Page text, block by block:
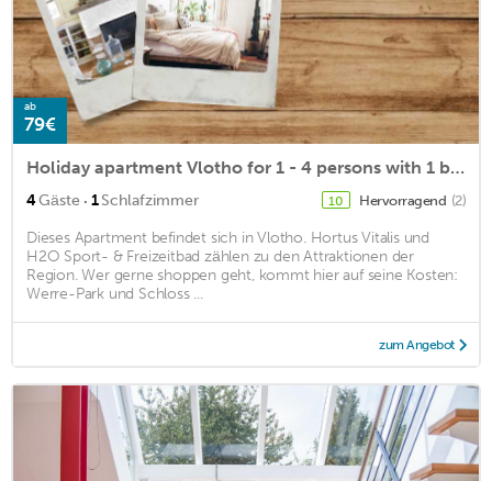
ab
79€
Holiday apartment Vlotho for 1 - 4 persons with 1 bedroom - Holiday apartment
4Gäste · 1Schlafzimmer 10 Hervorragend (2)
Dieses Apartment befindet sich in Vlotho. Hortus Vitalis und
H2O Sport- & Freizeitbad zählen zu den Attraktionen der
Region. Wer gerne shoppen geht, kommt hier auf seine Kosten:
Werre-Park und Schloss ...
zum Angebot